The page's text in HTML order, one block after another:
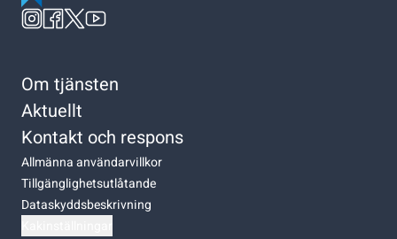
Om tjänsten
Aktuellt
Kontakt och respons
Allmänna användarvillkor
Tillgänglighetsutlåtande
Dataskyddsbeskrivning